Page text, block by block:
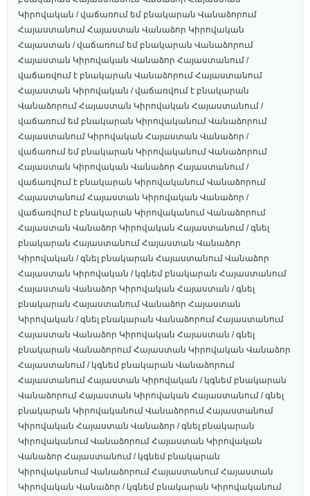
Կիրովական / վաճառում եմ բնակարան Վանաձորում
Հայաստանում Հայաստան Վանաձոր Կիրովական
Հայաստան / վաճառում եմ բնակարան Վանաձորում
Հայաստան Կիրովական Վանաձոր Հայաստանում /
վաճառվում է բնակարան Վանաձորում Հայաստանում
Հայաստան Կիրովական / վաճառվում է բնակարան
Վանաձորում Հայաստան Կիրովական Հայաստանում /
վաճառում եմ բնակարան Կիրովականում Վանաձորում
Հայաստանում Կիրովական Հայաստան Վանաձոր /
վաճառում եմ բնակարան Կիրովականում Վանաձորում
Հայաստան Կիրովական Վանաձոր Հայաստանում /
վաճառվում է բնակարան Կիրովականում Վանաձորում
Հայաստանում Հայաստան Կիրովական Վանաձոր /
վաճառվում է բնակարան Կիրովականում Վանաձորում
Հայաստան Վանաձոր Կիրովական Հայաստանում / գնել
բնակարան Հայաստանում Հայաստան Վանաձոր
Կիրովական / գնել բնակարան Հայաստանում Վանաձոր
Հայաստան Կիրովական / կգնեմ բնակարան Հայաստանում
Հայաստան Վանաձոր Կիրովական Հայաստան / գնել
բնակարան Հայաստանում Վանաձոր Հայաստան
Կիրովական / գնել բնակարան Վանաձորում Հայաստանում
Հայաստան Վանաձոր Կիրովական Հայաստան / գնել
բնակարան Վանաձորում Հայաստան Կիրովական Վանաձոր
Հայաստանում / կգնեմ բնակարան Վանաձորում
Հայաստանում Հայաստան Կիրովական / կգնեմ բնակարան
Վանաձորում Հայաստան Կիրովական Հայաստանում / գնել
բնակարան Կիրովականում Վանաձորում Հայաստանում
Կիրովական Հայաստան Վանաձոր / գնել բնակարան
Կիրովականում Վանաձորում Հայաստան Կիրովական
Վանաձոր Հայաստանում / կգնեմ բնակարան
Կիրովականում Վանաձորում Հայաստանում Հայաստան
Կիրովական Վանաձոր / կգնեմ բնակարան Կիրովականում